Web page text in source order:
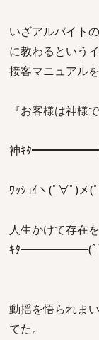
いざアルバイト
に教わるという
接客マニュアル
『お客様は神様で
神ｷﾀ
ﾜｯｼｮｲヽ(ﾟ∀ﾟ)メ
人生かけて存在
ｷﾀ━━━━━━(
動揺を悟られま
てた。